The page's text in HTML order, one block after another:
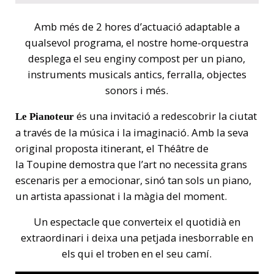
Amb més de 2 hores d’actuació adaptable a
qualsevol programa, el nostre home-orquestra
desplega el seu enginy compost per un piano,
instruments musicals antics, ferralla, objectes
sonors i més.
Le Pianoteurés una invitació a redescobrir la ciutat
a través de la música i la imaginació. Amb la seva
original proposta itinerant, el Théâtre de
la Toupine demostra que l’art no necessita grans
escenaris per a emocionar, sinó tan sols un piano,
un artista apassionat i la màgia del moment.
Un espectacle que converteix el quotidià en
extraordinari i deixa una petjada inesborrable en
els qui el troben en el seu camí.